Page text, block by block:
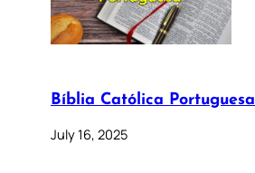
Bíblia Católica Portuguesa
July 16, 2025